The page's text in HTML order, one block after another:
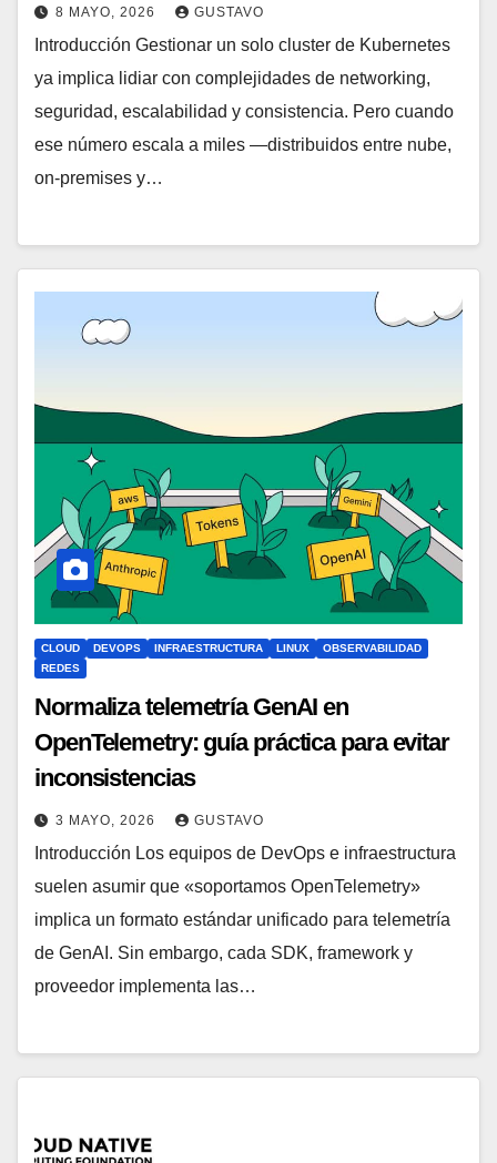
8 MAYO, 2026 GUSTAVO
Introducción Gestionar un solo cluster de Kubernetes
ya implica lidiar con complejidades de networking,
seguridad, escalabilidad y consistencia. Pero cuando
ese número escala a miles —distribuidos entre nube,
on-premises y…
CLOUD DEVOPS INFRAESTRUCTURA LINUX
OBSERVABILIDAD
REDES
Normaliza telemetría GenAI en
OpenTelemetry: guía práctica para evitar
inconsistencias
3 MAYO, 2026 GUSTAVO
Introducción Los equipos de DevOps e infraestructura
suelen asumir que «soportamos OpenTelemetry»
implica un formato estándar unificado para telemetría
de GenAI. Sin embargo, cada SDK, framework y
proveedor implementa las…